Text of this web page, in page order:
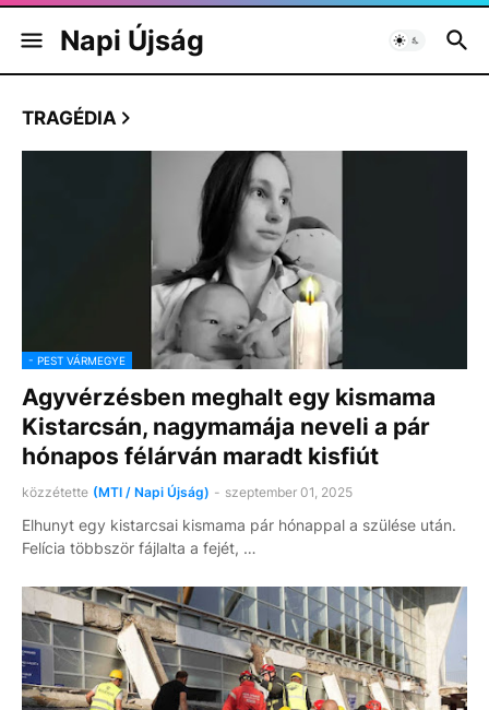
Napi Újság
TRAGÉDIA
- PEST VÁRMEGYE
Agyvérzésben meghalt egy kismama
Kistarcsán, nagymamája neveli a pár
hónapos félárván maradt kisfiút
közzétette (MTI / Napi Újság) - szeptember 01, 2025
Elhunyt egy kistarcsai kismama pár hónappal a szülése után.
Felícia többször fájlalta a fejét, …